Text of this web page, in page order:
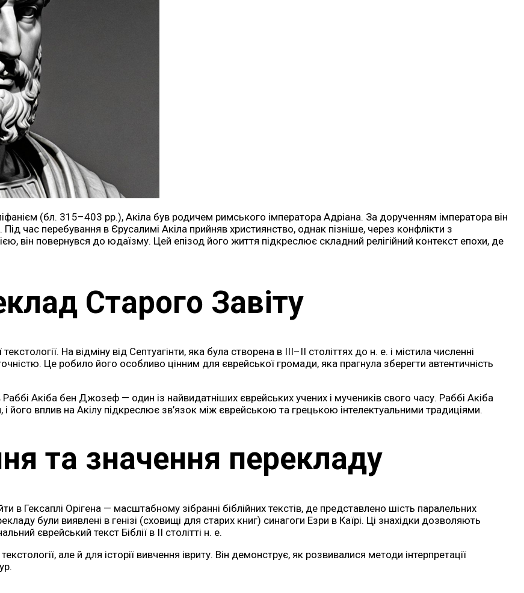
(бл. 315–403 рр.), Акіла був родичем римського імператора Адріана. За дорученням імператора він
час перебування в Єрусалимі Акіла прийняв християнство, однак пізніше, через конфлікти з
він повернувся до юдаїзму. Цей епізод його життя підкреслює складний релігійний контекст епохи, де
Старого Завіту
На відміну від Септуагінти, яка була створена в III–II століттях до н. е. і містила численні
Це робило його особливо цінним для єврейської громади, яка прагнула зберегти автентичність
Акіба бен Джозеф — один із найвидатніших єврейських учених і мучеників свого часу. Раббі Акіба
його вплив на Акілу підкреслює зв’язок між єврейською та грецькою інтелектуальними традиціями.
та значення перекладу
в Гексаплі Орігена — масштабному зібранні біблійних текстів, де представлено шість паралельних
були виявлені в генізі (сховищі для старих книг) синагоги Езри в Каїрі. Ці знахідки дозволяють
єврейський текст Біблії в II столітті н. е.
але й для історії вивчення івриту. Він демонструє, як розвивалися методи інтерпретації